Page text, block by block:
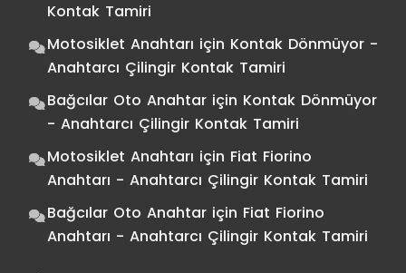
Kontak Tamiri
Motosiklet Anahtarı için Kontak Dönmüyor -
Anahtarcı Çilingir Kontak Tamiri
Bağcılar Oto Anahtar için Kontak Dönmüyor
- Anahtarcı Çilingir Kontak Tamiri
Motosiklet Anahtarı için Fiat Fiorino
Anahtarı - Anahtarcı Çilingir Kontak Tamiri
Bağcılar Oto Anahtar için Fiat Fiorino
Anahtarı - Anahtarcı Çilingir Kontak Tamiri